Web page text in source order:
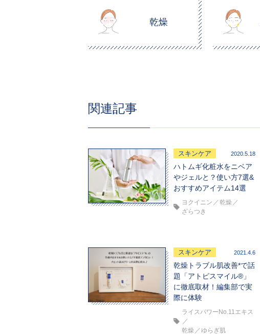
乾燥
関連記事
スキンケア 2020.5.18
ハトムギ化粧水をニベア
やジェルと？使い方7選&
おすすめアイテム14選
ヨクイニン
乾燥
ざらつき
スキンケア 2021.4.6
乾燥トラブル肌改善*で話
題「アトピスマイル®」
に徹底取材！編集部で実
際に体験
ライスパワーNo.11エキス
乾燥 ゆらぎ肌